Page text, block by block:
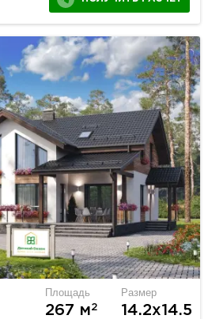
Площадь
267 м2
Размер
14.2х14.5